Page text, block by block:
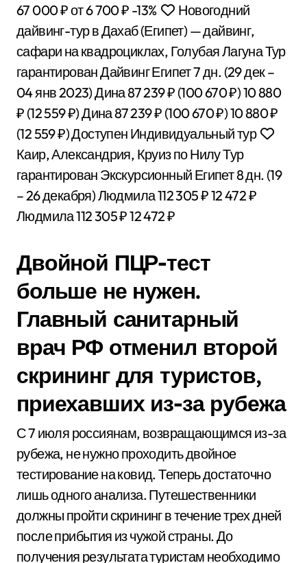
67 000 ₽от 6 700 ₽ -13%
Новогодний
дайвинг-тур в Дахаб (Египет) — дайвинг,
сафари на квадроциклах, Голубая Лагуна Тур
гарантирован Дайвинг Египет7 дн. (29 дек –
04 янв 2023)Дина87 239 ₽ (100 670 ₽)10 880
₽ (12 559 ₽)Дина87 239 ₽ (100 670 ₽)10 880 ₽
(12 559 ₽)Доступен Индивидуальный тур
Каир, Александрия, Круиз по Нилу Тур
гарантирован Экскурсионный Египет8 дн. (19
– 26 декабря)Людмила112 305 ₽12 472 ₽
Людмила112 305 ₽12 472 ₽
Двойной ПЦР-тест
больше не нужен.
Главный санитарный
врач РФ отменил второй
скрининг для туристов,
приехавших из-за рубежа
С 7 июля россиянам, возвращающимся из-за
рубежа, не нужно проходить двойное
тестирование на ковид. Теперь достаточно
лишь одного анализа. Путешественники
должны пройти скрининг в течение трех дней
после прибытия из чужой страны. До
получения результата туристам необходимо